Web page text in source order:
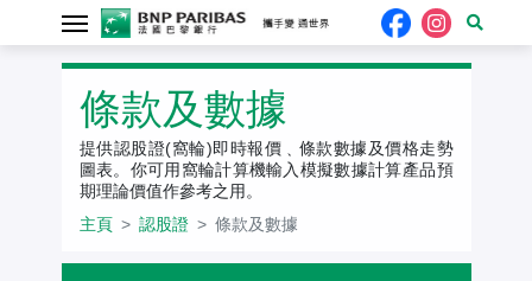
認股證
條款及數據
提供認股證(窩輪)即時報價﹑條款數據及價格走勢
圖表。你可用窩輪計算機輸入模擬數據計算產品預
期理論價值作參考之用。
主頁
認股證 條款及數據